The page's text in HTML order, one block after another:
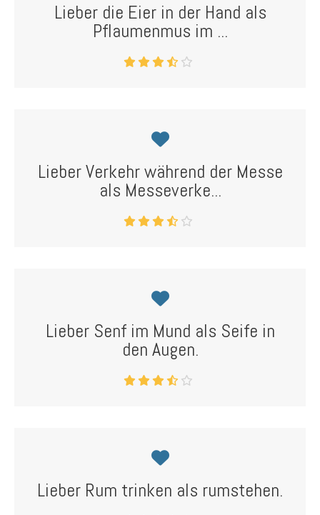
Lieber die Eier in der Hand als
Pflaumenmus im ...
Lieber Verkehr während der Messe
als Messeverke...
Lieber Senf im Mund als Seife in
den Augen.
Lieber Rum trinken als rumstehen.